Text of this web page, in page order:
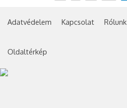
Adatvédelem Kapcsolat Rólunk
Oldaltérkép